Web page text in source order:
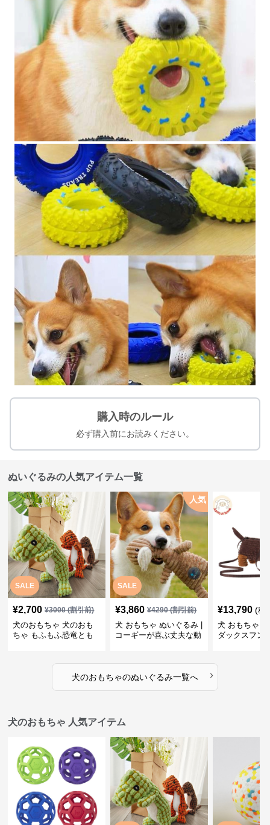
購入時のルール
必ず購入前にお読みください。
ぬいぐるみの人気アイテム一覧
SALE
¥2,700 ¥3000(割引前)
犬のおもちゃ 犬のおも
ちゃ もふもふ恐竜とも
SALE
人気
¥3,860 ¥4290(割引前)
犬 おもちゃ ぬいぐるみ |
コーギーが喜ぶ丈夫な動
¥13,790 (税
犬 おもちゃ
ダックスフン
犬のおもちゃのぬいぐるみ一覧へ ›
犬のおもちゃ 人気アイテム